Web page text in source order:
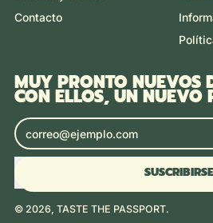
Contacto
MUY PRONTO NUEVOS
CON ELLOS, UN NUEVO
Dirección de correo electrónico
SUSCRIBIRSE
© 2026, TASTE THE PASSPORT.